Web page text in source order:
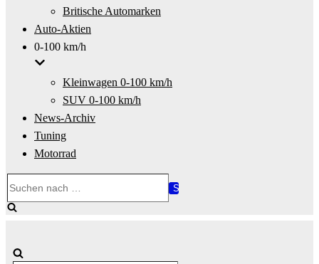
Britische Automarken
Auto-Aktien
0-100 km/h
Kleinwagen 0-100 km/h
SUV 0-100 km/h
News-Archiv
Tuning
Motorrad
nach …